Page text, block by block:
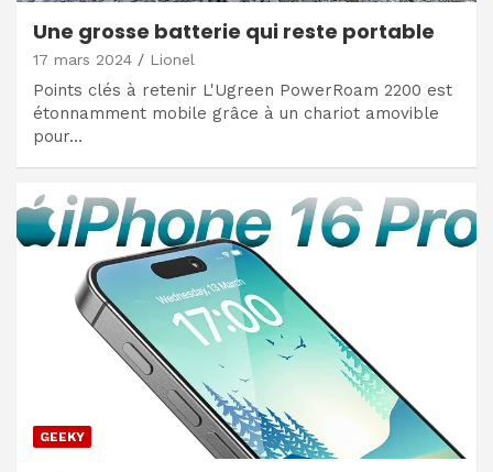
Une grosse batterie qui reste portable
17 mars 2024 Lionel
Points clés à retenir L'Ugreen PowerRoam 2200 est
étonnamment mobile grâce à un chariot amovible
pour…
GEEKY